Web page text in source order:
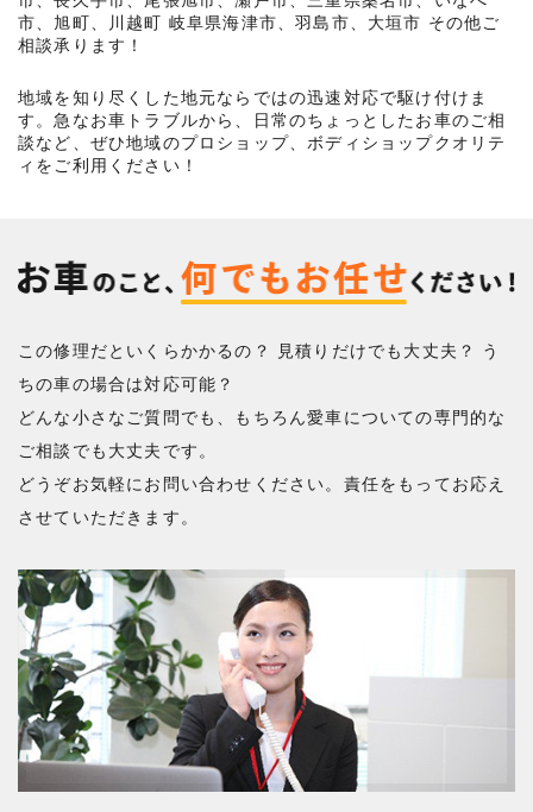
市、旭町、川越町 岐阜県海津市、羽島市、大垣市 その他ご
相談承ります！
地域を知り尽くした地元ならではの迅速対応で駆け付けま
す。急なお車トラブルから、日常のちょっとしたお車のご相
談など、ぜひ地域のプロショップ、ボディショップクオリテ
ィをご利用ください！
この修理だといくらかかるの？ 見積りだけでも大丈夫？ う
ちの車の場合は対応可能？
どんな小さなご質問でも、もちろん愛車についての専門的な
ご相談でも大丈夫です。
どうぞお気軽にお問い合わせください。責任をもってお応え
させていただきます。